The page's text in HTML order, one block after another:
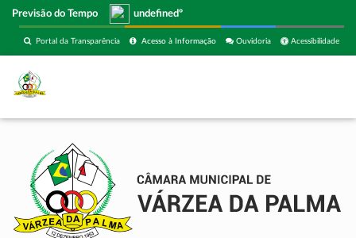
Previsão do Tempo undefinedº
Acessibilidade
Ouvidoria
Acesso à Informação
Portal da Transparência